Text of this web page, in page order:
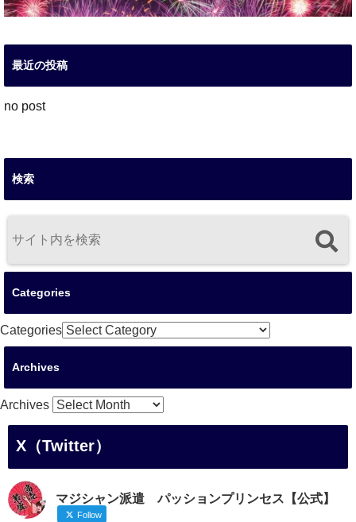
最近の投稿
no post
検索
Categories
Categories
Archives
Archives
X（Twitter）
マジシャン派遣 パッションプリンセス【公式】
Follow